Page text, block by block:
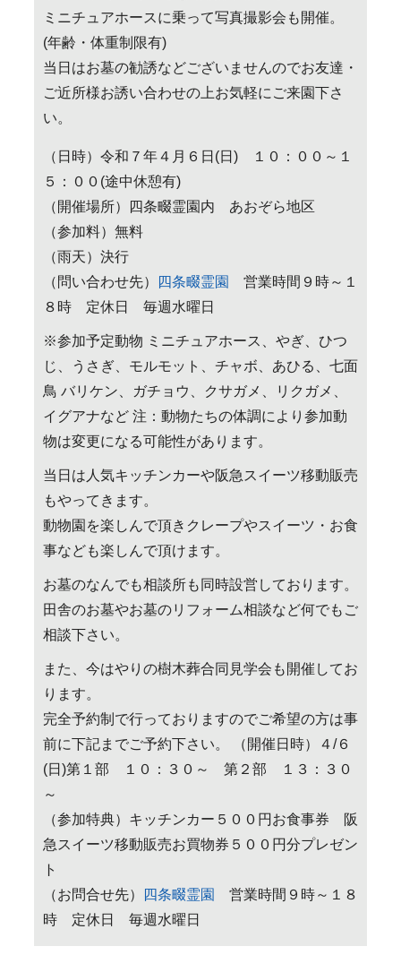
ミニチュアホースに乗って写真撮影会も開催。
(年齢・体重制限有)
当日はお墓の勧誘などございませんのでお友達・
ご近所様お誘い合わせの上お気軽にご来園下さ
い。
（日時）令和７年４月６日(日) １０：００～１
５：００(途中休憩有)
（開催場所）四条畷霊園内 あおぞら地区
（参加料）無料
（雨天）決行
（問い合わせ先）
四条畷霊園
営業時間９時～１
８時 定休日 毎週水曜日
※参加予定動物 ミニチュアホース、やぎ、ひつ
じ、うさぎ、モルモット、チャボ、あひる、七面
鳥 バリケン、ガチョウ、クサガメ、リクガメ、
イグアナなど 注：動物たちの体調により参加動
物は変更になる可能性があります。
当日は人気キッチンカーや阪急スイーツ移動販売
もやってきます。
動物園を楽しんで頂きクレープやスイーツ・お食
事なども楽しんで頂けます。
お墓のなんでも相談所も同時設営しております。
田舎のお墓やお墓のリフォーム相談など何でもご
相談下さい。
また、今はやりの樹木葬合同見学会も開催してお
ります。
完全予約制で行っておりますのでご希望の方は事
前に下記までご予約下さい。 （開催日時）４/６
(日)第１部 １０：３０～ 第２部 １３：３０
～
（参加特典）キッチンカー５００円お食事券 阪
急スイーツ移動販売お買物券５００円分プレゼン
ト
（お問合せ先）
四条畷霊園
営業時間９時～１８
時 定休日 毎週水曜日